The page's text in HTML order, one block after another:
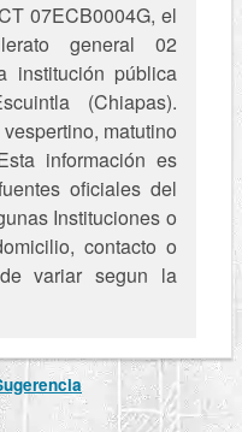
07ECB0004G, el
general 02
institución pública
(Chiapas).
matutino
información es
oficiales del
Instituciones o
contacto o
variar segun la